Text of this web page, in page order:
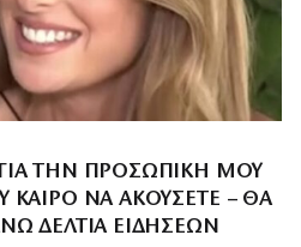
ΤΗΝ ΠΡΟΣΩΠΙΚΉ ΜΟΥ
ΝΑ ΑΚΟΎΣΕΤΕ – ΘΑ
ΔΕΛΤΊΑ ΕΙΔΉΣΕΩΝ